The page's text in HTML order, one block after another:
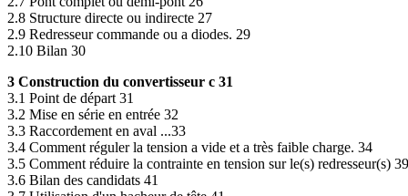
2.8 Structure directe ou indirecte 27
2.9 Redresseur commande ou a diodes. 29
2.10 Bilan 30
3 Construction du convertisseur c 31
3.1 Point de départ 31
3.2 Mise en série en entrée 32
3.3 Raccordement en aval ...33
3.4 Comment réguler la tension a vide et a très faible charge. 34
3.5 Comment réduire la contrainte en tension sur le(s) redresseur(s) 39
3.6 Bilan des candidats 41